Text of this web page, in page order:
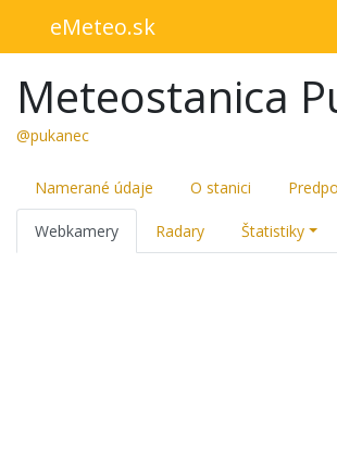
eMeteo.sk
Meteostanica
@pukanec
Namerané údaje O stanici
Webkamery Radary Štatistiky